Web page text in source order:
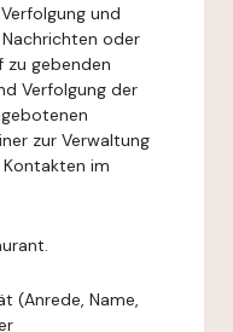
und
oder
gebenden
Verfolgung der
zur Verwaltung
Kontakten im
(Anrede, Name,